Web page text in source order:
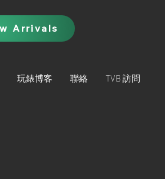
Arrivals
玩錶博客 聯絡 TVB 訪問